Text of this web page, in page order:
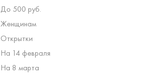
До 500 руб.
Женщинам
Открытки
На 14 февраля
На 8 марта